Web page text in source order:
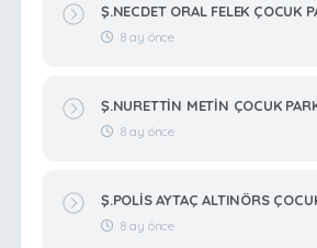
Ş.NECDET ORAL FELEK ÇOCUK
8 ay önce
Ş.NURETTİN METİN ÇOCUK
8 ay önce
Ş.POLİS AYTAÇ ALTINÖRS
8 ay önce